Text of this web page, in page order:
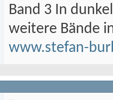
Band 3 In
weitere Bände
www.stefan-